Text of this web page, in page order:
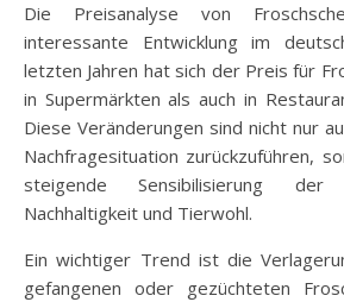
Die Preisanalyse von
interessante Entwicklung im
letzten Jahren hat sich der Preis für
in Supermärkten als auch in
Diese Veränderungen sind nicht nur
Nachfragesituation zurückzuführen,
steigende Sensibilisierung
Nachhaltigkeit und Tierwohl.
Ein wichtiger Trend ist die
gefangenen oder gezüchteten